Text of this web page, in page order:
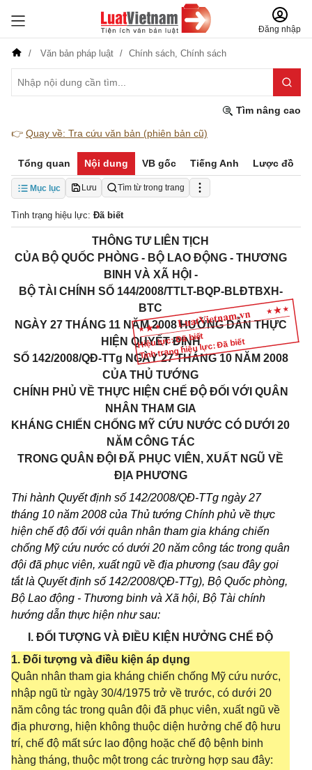
Đăng nhập
Văn bản pháp luật Chính sách, Chính sách
Tìm nâng cao
👉 Quay về: Tra cứu văn bản (phiên bản cũ)
Tổng quan Nội dung VB gốc Tiếng Anh Lược đồ
Mục lục Lưu Tìm từ trong trang
Tình trạng hiệu lực: Đã biết
Hiệu lực: Đã biết
Tình trạng hiệu lực: Đã biết
THÔNG TƯ LIÊN TỊCH
CỦA BỘ QUỐC PHÒNG - BỘ LAO ĐỘNG - THƯƠNG
BINH VÀ XÃ HỘI -
BỘ TÀI CHÍNH SỐ 144/2008/TTLT-BQP-BLĐTBXH-
BTC
NGÀY 27 THÁNG 11 NĂM 2008 HƯỚNG DẪN THỰC
HIỆN QUYẾT ĐỊNH
SỐ 142/2008/QĐ-TTg NGÀY 27 THÁNG 10 NĂM 2008
CỦA THỦ TƯỚNG
CHÍNH PHỦ VỀ THỰC HIỆN CHẾ ĐỘ ĐỐI VỚI QUÂN
NHÂN THAM GIA
KHÁNG CHIẾN CHỐNG MỸ CỨU NƯỚC CÓ DƯỚI 20
NĂM CÔNG TÁC
TRONG QUÂN ĐỘI ĐÃ PHỤC VIÊN, XUẤT NGŨ VỀ
ĐỊA PHƯƠNG
Thi hành Quyết định số 142/2008/QĐ-TTg ngày 27
tháng 10 năm 2008 của Thủ tướng Chính phủ về thực
hiện chế độ đối với quân nhân tham gia kháng chiến
chống Mỹ cứu nước có dưới 20 năm công tác trong quân
đội đã phục viên, xuất ngũ về địa phương (sau đây gọi
tắt là Quyết định số 142/2008/QĐ-TTg), Bộ Quốc phòng,
Bộ Lao động - Thương binh và Xã hội, Bộ Tài chính
hướng dẫn thực hiện như sau:
I. ĐỐI TƯỢNG VÀ ĐIỀU KIỆN HƯỞNG CHẾ ĐỘ
1. Đối tượng và điều kiện áp dụng
Quân nhân tham gia kháng chiến chống Mỹ cứu nước,
nhập ngũ từ ngày 30/4/1975 trở về trước, có dưới 20
năm công tác trong quân đội đã phục viên, xuất ngũ về
địa phương, hiện không thuộc diện hưởng chế độ hưu
trí, chế độ mất sức lao động hoặc chế độ bệnh binh
hàng tháng, thuộc một trong các trường hợp sau đây: